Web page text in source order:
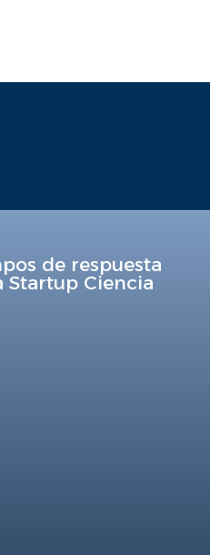
de respuesta
Startup Ciencia